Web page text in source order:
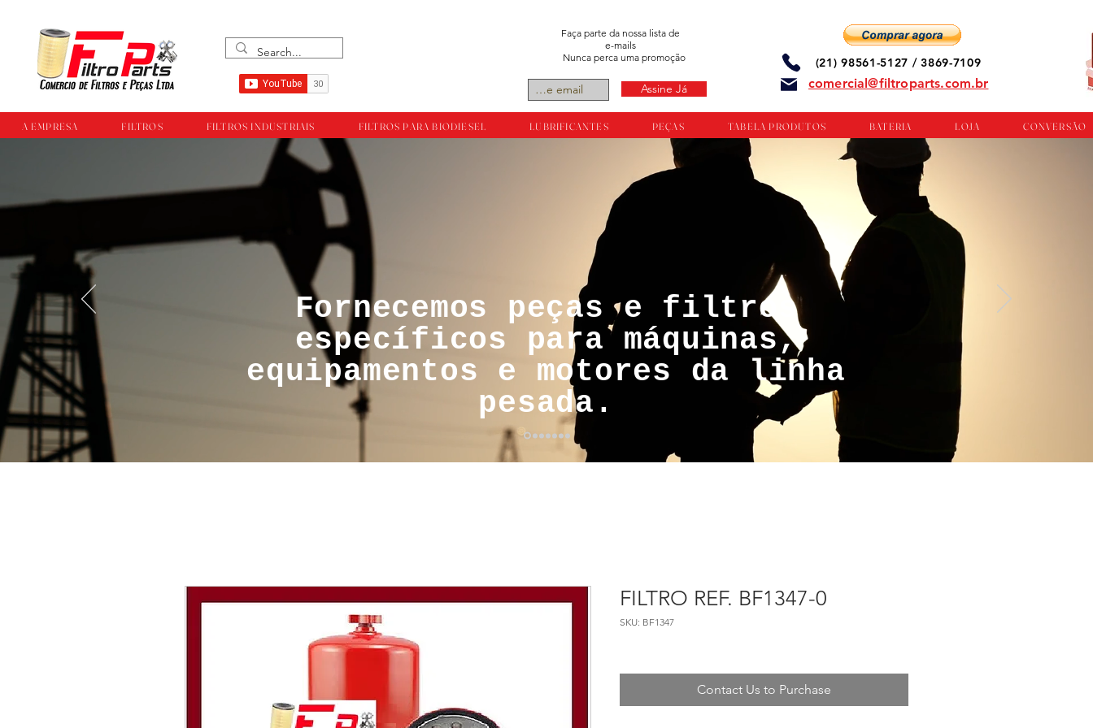
Faça parte da nossa lista de
e-mails
Nunca perca uma promoção
Assine Já
(21) 98561-5127 / 3869-7109
comercial@filtroparts.com.br
A EMPRESA FILTROS FILTROS INDUSTRIAIS FILTROS PARA BIODIESEL LUBRIFICANTES PEÇAS TABELA PRODUTOS BATERIA LOJA CONVERSÃO
™®©Todos os direitos reservador a
empresa Filtroparts.
Fornecemos peças e filtros
específicos para máquinas,
equipamentos e motores da linha
pesada.
FILTRO REF. BF1347-0
SKU: BF1347
Contact Us to Purchase